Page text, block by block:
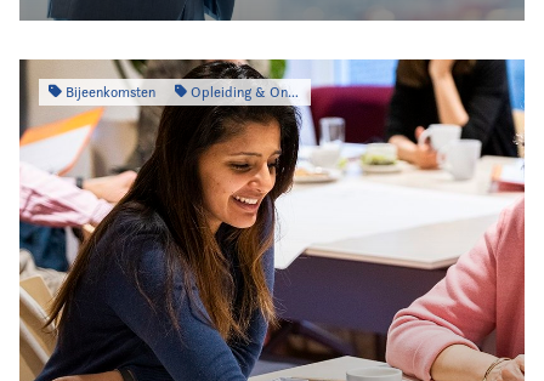
Bijeenkomsten Opleiding & Ontwikkeling